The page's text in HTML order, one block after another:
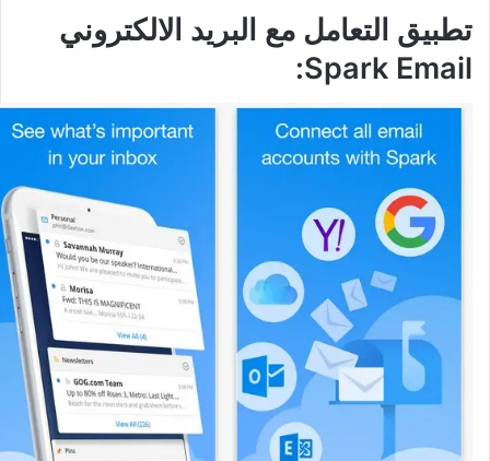
تطبيق التعامل مع البريد الالكتروني
Spark Email: